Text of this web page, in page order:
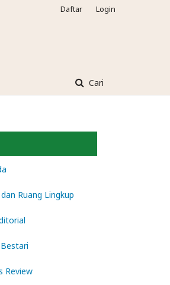
Cari
Daftar Login
Ruang Lingkup
Review